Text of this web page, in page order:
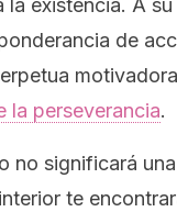
la existencia. A
de
la perseverancia.
no significará
te